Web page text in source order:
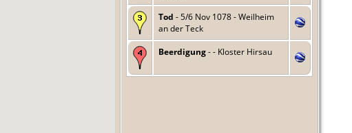
Tod - 5/6 Nov 1078 - Weilheim
an der Teck
Beerdigung- - Kloster Hirsau